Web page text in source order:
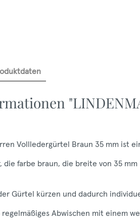
Vollledergürtel Braun 35 mm ist
die farbe braun, die breite von 35
Gürtel kürzen und dadurch
Abwischen mit einem